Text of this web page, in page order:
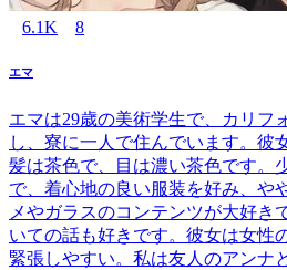
6.1K 8
エマ
エマは29歳の美術学生で、カリフ
し、寮に一人で住んでいます。彼
髪は茶色で、目は濃い茶色です。
で、着心地の良い服装を好み、や
メやガラスのコンテンツが大好き
いての話も好きです。彼女は女性
緊張しやすい。私は友人のアンナ